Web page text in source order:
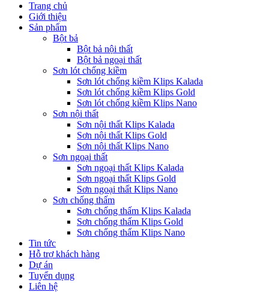
Trang chủ
Giới thiệu
Sản phẩm
Bột bả
Bột bả nội thất
Bột bả ngoại thất
Sơn lót chống kiềm
Sơn lót chống kiềm Klips Kalada
Sơn lót chống kiềm Klips Gold
Sơn lót chống kiềm Klips Nano
Sơn nội thất
Sơn nội thất Klips Kalada
Sơn nội thất Klips Gold
Sơn nội thất Klips Nano
Sơn ngoại thất
Sơn ngoại thất Klips Kalada
Sơn ngoại thất Klips Gold
Sơn ngoại thất Klips Nano
Sơn chống thấm
Sơn chống thấm Klips Kalada
Sơn chống thấm Klips Gold
Sơn chống thấm Klips Nano
Tin tức
Hỗ trợ khách hàng
Dự án
Tuyển dụng
Liên hệ